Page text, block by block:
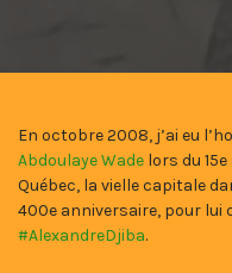
En octobre 2008, j’ai eu
Abdoulaye Wade lors du
Québec, la vielle capitale
400e anniversaire, pour lui
#AlexandreDjiba.